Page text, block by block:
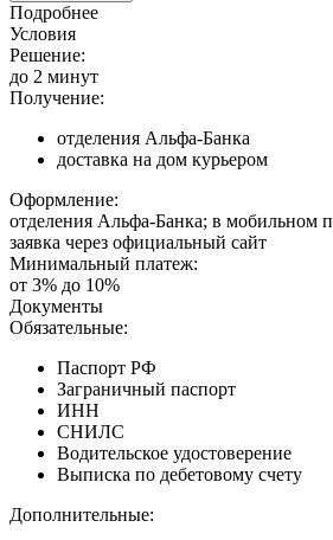
Подробнее
Условия
Решение:
до 2 минут
Получение:
отделения Альфа-Банка
доставка на дом курьером
Оформление:
отделения Альфа-Банка; в мобильном
заявка через официальный сайт
Минимальный платеж:
от 3% до 10%
Документы
Обязательные:
Паспорт РФ
Заграничный паспорт
ИНН
СНИЛС
Водительское удостоверение
Выписка по дебетовому счету
Дополнительные: